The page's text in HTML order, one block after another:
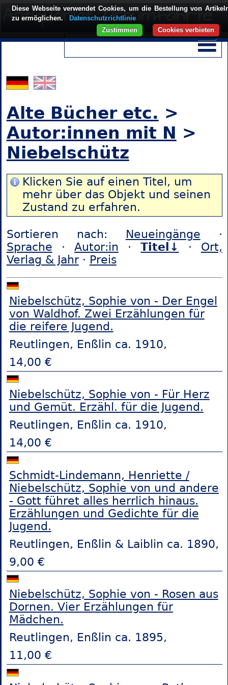
Alte Bücher etc. >
Autor:innen mit N >
Niebelschütz
Klicken Sie auf einen Titel, um
mehr über das Objekt und seinen
Zustand zu erfahren.
Sortieren nach: Neueingänge ·
Sprache ·Autor:in ·Titel↓ · Ort,
Verlag & Jahr· Preis
Niebelschütz, Sophie von - Der Engel
von Waldhof. Zwei Erzählungen für
die reifere Jugend.
Reutlingen, Enßlin ca. 1910,
14,00 €
Niebelschütz, Sophie von - Für Herz
und Gemüt. Erzähl. für die Jugend.
Reutlingen, Enßlin ca. 1910,
14,00 €
Schmidt-Lindemann, Henriette /
Niebelschütz, Sophie von und andere
- Gott führet alles herrlich hinaus.
Erzählungen und Gedichte für die
Jugend.
Reutlingen, Enßlin & Laiblin ca. 1890,
9,00 €
Niebelschütz, Sophie von - Rosen aus
Dornen. Vier Erzählungen für
Mädchen.
Reutlingen, Enßlin ca. 1895,
11,00 €
Diese Webseite verwendet Cookies, um die Bestellung von
zu ermöglichen.
Datenschutzrichtlinie
Cookies verbieten
Zustimmen